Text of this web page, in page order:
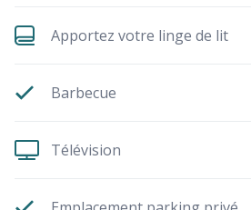
Apportez votre linge de lit
Barbecue
Télévision